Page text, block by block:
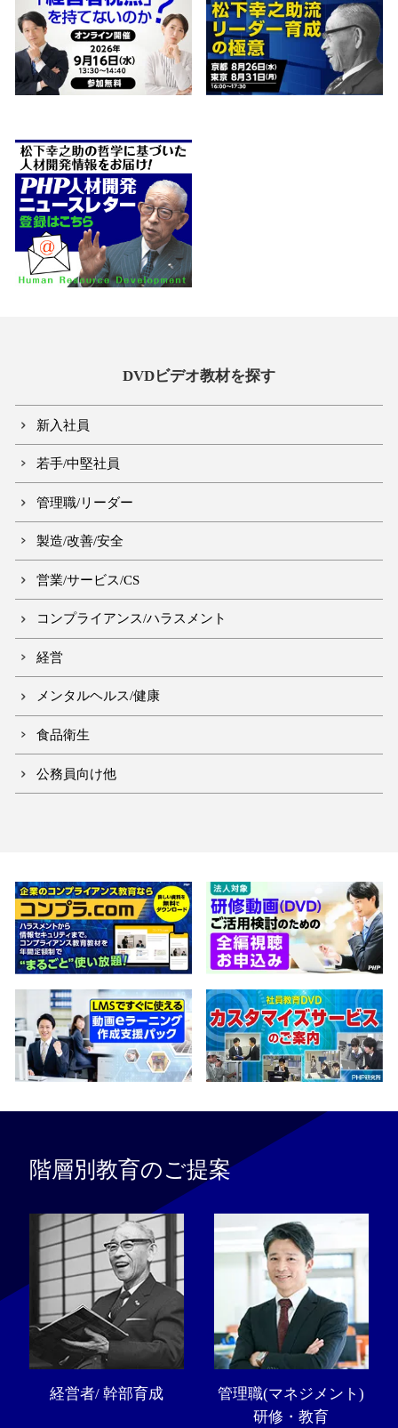
DVDビデオ教材を探す
新入社員
若手/中堅社員
管理職/リーダー
製造/改善/安全
営業/サービス/CS
コンプライアンス/ハラスメント
経営
メンタルヘルス/健康
食品衛生
公務員向け他
階層別教育のご提案
経営者/ 幹部育成
管理職(マネジメント)
研修・教育